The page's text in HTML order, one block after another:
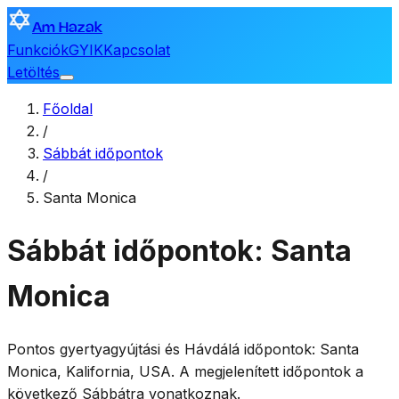
Am Hazak
FunkciókGYIKKapcsolat
Letöltés
Főoldal
/
Sábbát időpontok
/
Santa Monica
Sábbát időpontok: Santa
Monica
Pontos gyertyagyújtási és Hávdálá időpontok: Santa
Monica, Kalifornia, USA. A megjelenített időpontok a
következő Sábbátra vonatkoznak.